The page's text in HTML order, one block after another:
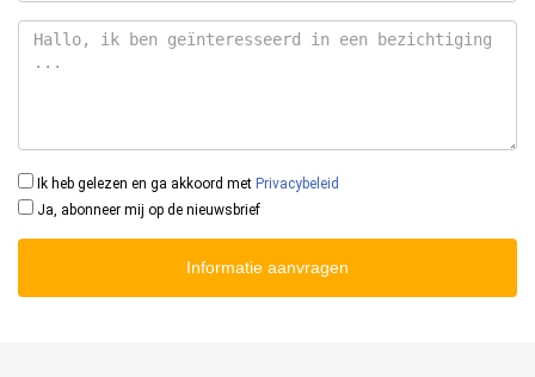
Ik heb gelezen en ga akkoord met Privacybeleid
Ja, abonneer mij op de nieuwsbrief
Informatie aanvragen